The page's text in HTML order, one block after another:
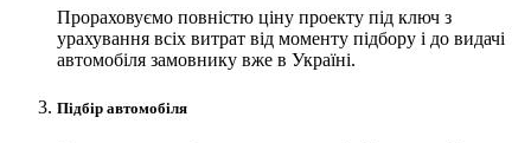
Прораховуємо повністю ціну проекту під ключ з
урахування всіх витрат від моменту підбору і до видачі
автомобіля замовнику вже в Україні.
Підбір автомобіля